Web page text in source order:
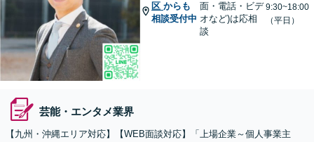
区 からも
相談受付中
面・電話・ビデ
オなど)は応相
談
9:30~18:00
（平日）
芸能・エンタメ業界
【九州・沖縄エリア対応】【WEB面談対応】「上場企業～個人事業主